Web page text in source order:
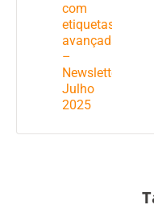
com
etiquetas
avançadas
–
Newsletter
Julho
2025